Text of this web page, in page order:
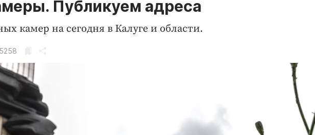
Публикуем адреса
камер на сегодня в Калуге и области.
5258